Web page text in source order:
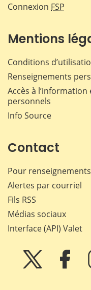
Connexion FSP
Mentions
Conditions
Renseignements
Accès à
personnels
Info Source
Contact
Pour renseignements
Alertes par courriel
Fils RSS
Médias sociaux
Interface (API) Valet